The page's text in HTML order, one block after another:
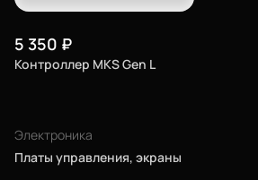
5 350 ₽
Контроллер MKS Gen L
Электроника
Платы управления, экраны